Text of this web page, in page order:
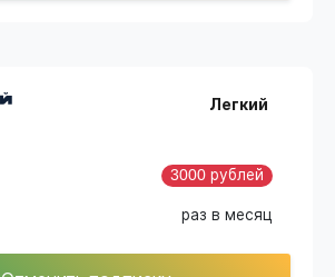
Легкий
3000 рублей
раз в месяц